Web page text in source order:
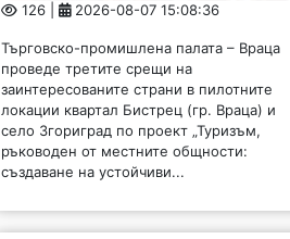
126 | 2026-08-07 15:08:36
Търговско-промишлена палата – Враца
проведе третите срещи на
заинтересованите страни в пилотните
локации квартал Бистрец (гр. Враца) и
село Згориград по проект „Туризъм,
ръководен от местните общности:
създаване на устойчиви...